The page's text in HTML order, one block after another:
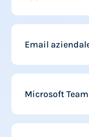
Email
Microsoft